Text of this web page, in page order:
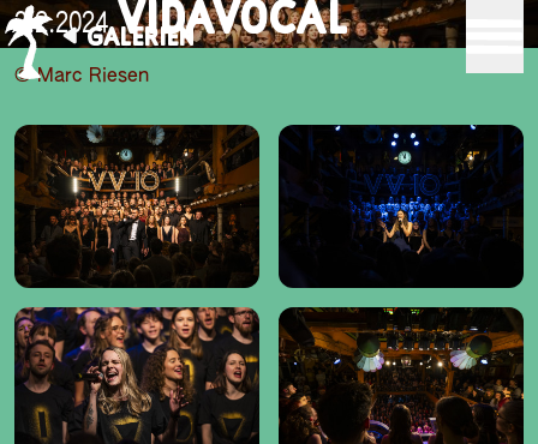
GALERIEN
3.2.2024 VIDAVOCAL
© Marc Riesen